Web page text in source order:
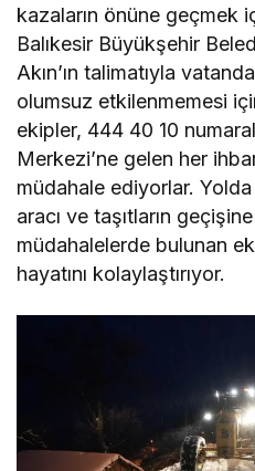
kazaların önüne geçmek
Balıkesir Büyükşehir
Akın’ın talimatıyla
olumsuz etkilenmemesi
ekipler, 444 40 10
Merkezi’ne gelen her
müdahale ediyorlar.
aracı ve taşıtların
müdahalelerde bulunan
hayatını kolaylaştırıyor.